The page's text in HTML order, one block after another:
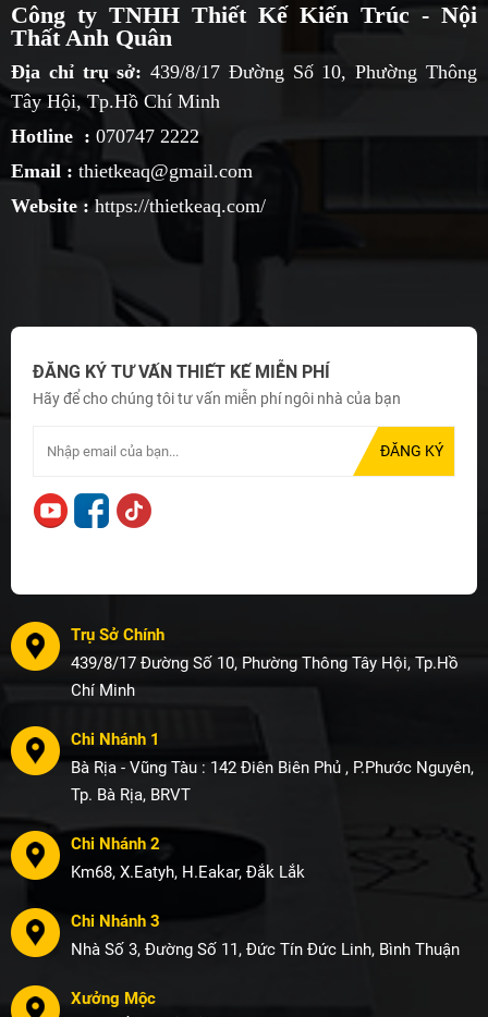
Công ty TNHH Thiết Kế Kiến Trúc - Nội
Thất Anh Quân
Địa chỉ trụ sở: 439/8/17 Đường Số 10, Phường Thông
Tây Hội, Tp.Hồ Chí Minh
Hotline : 070747 2222
Email : thietkeaq@gmail.com
Website :https://thietkeaq.com/
ĐĂNG KÝ TƯ VẤN THIẾT KẾ MIỄN PHÍ
Hãy để cho chúng tôi tư vấn miễn phí ngôi nhà của bạn
Trụ Sở Chính
439/8/17 Đường Số 10, Phường Thông Tây Hội, Tp.Hồ
Chí Minh
Chi Nhánh 1
Bà Rịa - Vũng Tàu : 142 Điên Biên Phủ , P.Phước Nguyên,
Tp. Bà Rịa, BRVT
Chi Nhánh 2
Km68, X.Eatyh, H.Eakar, Đắk Lắk
Chi Nhánh 3
Nhà Số 3, Đường Số 11, Đức Tín Đức Linh, Bình Thuận
Xưởng Mộc